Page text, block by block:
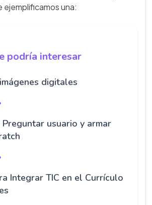
ejemplificamos una:
podría interesar
digitales
Preguntar usuario y armar
Integrar TIC en el Currículo